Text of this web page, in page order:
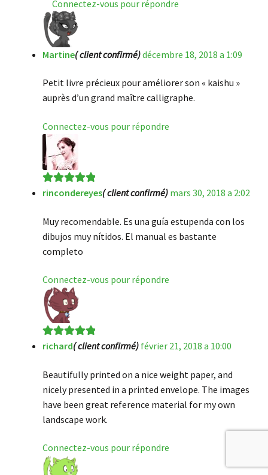
Connectez-vous pour répondre
Martine( client confirmé)décembre 18, 2018 a 1:09
Petit livre précieux pour améliorer son « kaishu »
auprès d’un grand maître calligraphe.
Connectez-vous pour répondre
Note5sur 5
rincondereyes( client confirmé) mars 30, 2018 a 2:02
Muy recomendable. Es una guía estupenda con los
dibujos muy nítidos. El manual es bastante
completo
Connectez-vous pour répondre
Note5sur 5
richard( client confirmé) février 21, 2018 a 10:00
Beautifully printed on a nice weight paper, and
nicely presented in a printed envelope. The images
have been great reference material for my own
landscape work.
Connectez-vous pour répondre